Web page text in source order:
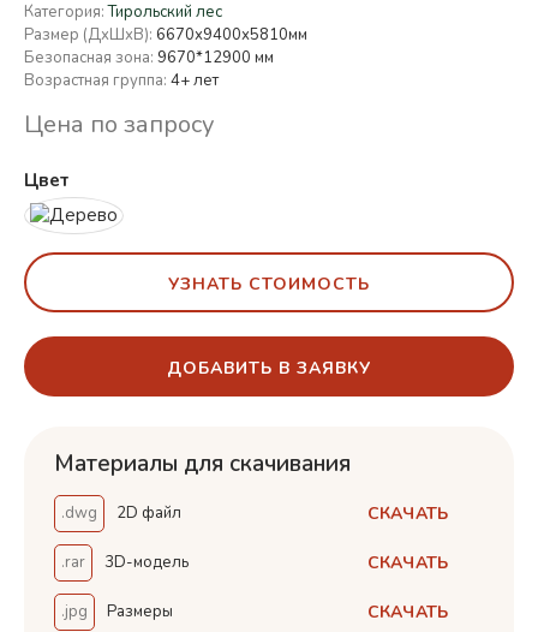
Категория: Тирольский лес
Размер (ДхШхВ): 6670х9400х5810мм
Безопасная зона: 9670*12900 мм
Возрастная группа: 4+ лет
Цена по запросу
Цвет
УЗНАТЬ СТОИМОСТЬ
ДОБАВИТЬ В ЗАЯВКУ
Материалы для скачивания
.dwg 2D файл СКАЧАТЬ
.rar 3D-модель СКАЧАТЬ
.jpg Размеры СКАЧАТЬ